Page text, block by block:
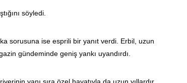
söyledi.
sorusuna ise esprili bir yanıt verdi. Erbil, uzun
gündeminde geniş yankı uyandırdı.
yanı sıra özel hayatıyla da uzun yıllardır